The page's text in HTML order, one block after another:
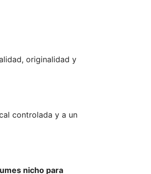
originalidad y
controlada y a un
nicho para